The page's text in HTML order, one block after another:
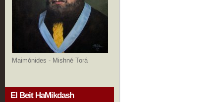
Maimónides - Mishné Torá
El Beit HaMikdash